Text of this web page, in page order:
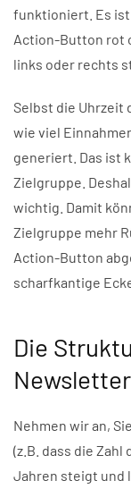
funktioniert. Es ist
Action-Button rot
links oder rechts
Selbst die Uhrzeit
wie viel
generiert. Das ist
Zielgruppe.
wichtig. Damit
Zielgruppe mehr
Action-Button
scharfkantige
Die
Nehmen wir an,
(z.B. dass die
Jahren steigt und